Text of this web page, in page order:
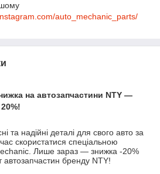
auto_mechanic_parts/
на автозапчастини NTY —
та надійні деталі для свого авто за
скористатися спеціальною
Лише зараз — знижка -20%
бренду NTY!